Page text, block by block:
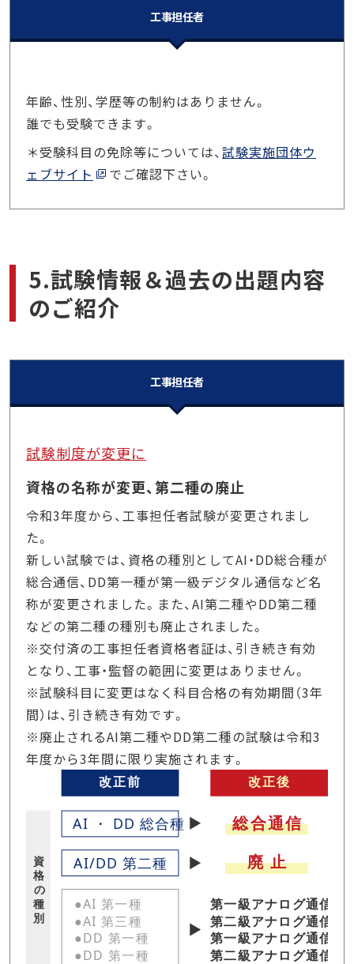
工事担任者
年齢、性別、学歴等の制約はありません。
誰でも受験できます。
＊受験科目の免除等については、 試験実施団体ウ
ェブサイト
でご確認下さい。
5.試験情報＆過去の出題内容
のご紹介
工事担任者
試験制度が変更に
資格の名称が変更、第二種の廃止
令和3年度から、工事担任者試験が変更されまし
た。
新しい試験では、資格の種別としてAI・DD総合種が
総合通信、DD第一種が第一級デジタル通信など名
称が変更されました。また、AI第二種やDD第二種
などの第二種の種別も廃止されました。
※交付済の工事担任者資格者証は、引き続き有効
となり、工事・監督の範囲に変更はありません。
※試験科目に変更はなく科目合格の有効期間（3年
間）は、引き続き有効です。
※廃止されるAI第二種やDD第二種の試験は令和3
年度から3年間に限り実施されます。